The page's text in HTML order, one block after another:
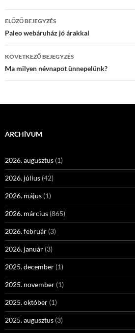
Bejegyzés
navigáció
ELŐZŐ BEJEGYZÉS
Paleo webáruház jó árakkal
KÖVETKEZŐ BEJEGYZÉS
Ma milyen névnapot ünnepelünk?
ARCHÍVUM
2026. augusztus (1)
2026. július (42)
2026. május (1)
2026. március (865)
2026. február (3)
2026. január (3)
2025. december (1)
2025. november (1)
2025. október (1)
2025. augusztus (3)